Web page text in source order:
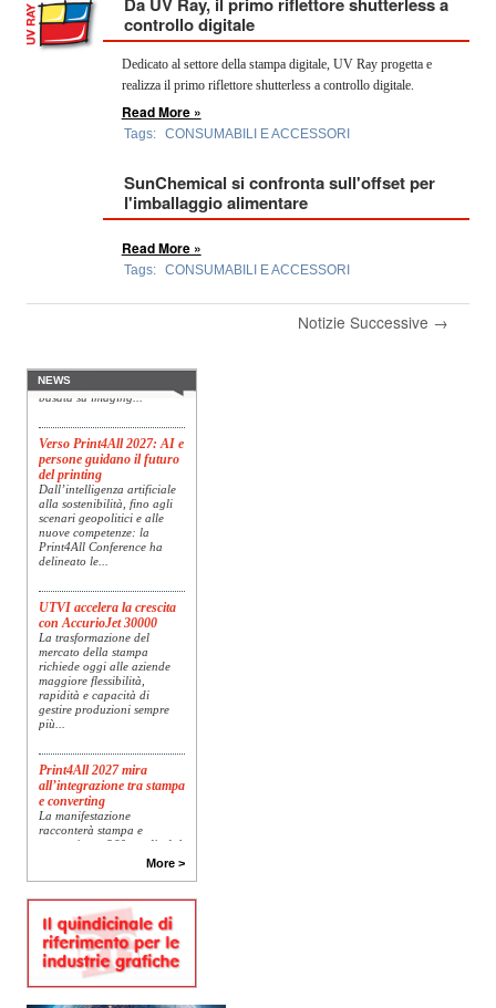
controllo digitale
Dedicato al settore della stampa digitale, UV Ray progetta e
realizza il primo riflettore shutterless a controllo digitale.
Read More »
Tags: CONSUMABILI E ACCESSORI
SunChemical si confronta sull'offset per
l'imballaggio alimentare
Read More »
Tags: CONSUMABILI E ACCESSORI
Notizie Successive →
NEWS
Specim RETEX
una soluzione completa
basata su imaging...
Verso Print4All 2027: AI e
persone guidano il futuro
del printing
Dall’intelligenza artificiale
alla sostenibilità, fino agli
scenari geopolitici e alle
nuove competenze: la
Print4All Conference ha
delineato le...
UTVI accelera la crescita
con AccurioJet 30000
La trasformazione del
mercato della stampa
richiede oggi alle aziende
maggiore flessibilità,
rapidità e capacità di
gestire produzioni sempre
più...
Print4All 2027 mira
all’integrazione tra stampa
e converting
La manifestazione
racconterà stampa e
converting a 360 gradi: dal
applicazioni industriali, fino
alla visual communication.
Platinum Technologies
presenta SIGNATURE
Flatbed
Dopo anni di ricerca,
More >